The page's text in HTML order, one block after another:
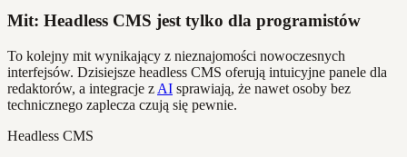
Mit: Headless CMS jest tylko dla programistów
To kolejny mit wynikający z nieznajomości nowoczesnych
interfejsów. Dzisiejsze headless CMS oferują intuicyjne panele dla
redaktorów, a integracje z AI sprawiają, że nawet osoby bez
technicznego zaplecza czują się pewnie.
Headless CMS